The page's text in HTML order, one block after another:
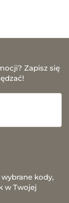
Zapisz się
kody,
w Twojej